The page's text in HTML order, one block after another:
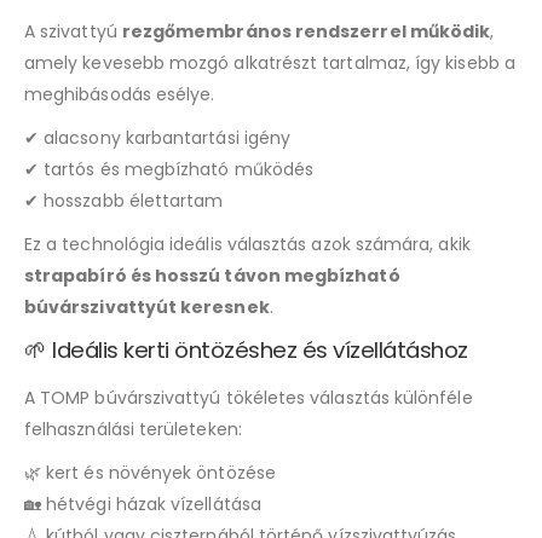
A szivattyú rezgőmembrános rendszerrel működik,
amely kevesebb mozgó alkatrészt tartalmaz, így kisebb a
meghibásodás esélye.
✔ alacsony karbantartási igény
✔ tartós és megbízható működés
✔ hosszabb élettartam
Ez a technológia ideális választás azok számára, akik
strapabíró és hosszú távon megbízható
búvárszivattyút keresnek.
🌱 Ideális kerti öntözéshez és vízellátáshoz
A TOMP búvárszivattyú tökéletes választás különféle
felhasználási területeken:
🌿 kert és növények öntözése
🏡 hétvégi házak vízellátása